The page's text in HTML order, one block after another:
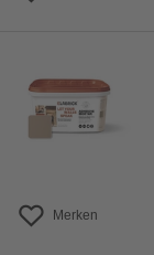
Merken